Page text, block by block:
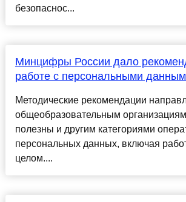
безопаснос...
Минцифры России дало
работе с персональными
Методические рекомендации
общеобразовательным
полезны и другим категориями
персональных данных, включая
целом....